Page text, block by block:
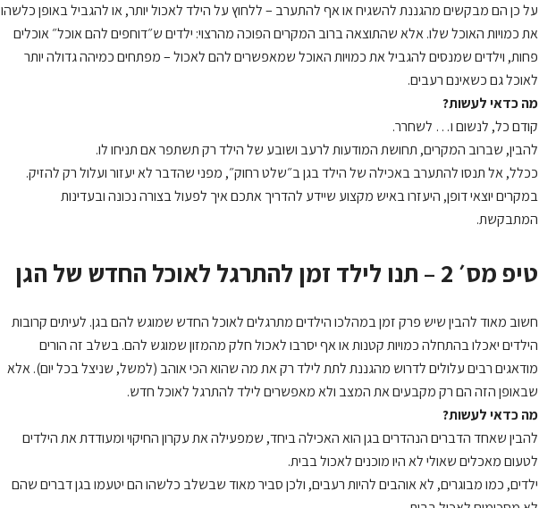
על כן הם מבקשים מהגננת להשגיח או אף להתערב – ללחוץ על הילד לאכול יותר, או להגביל באופן כלשהו
את כמויות האוכל שלו. אלא שהתוצאה ברוב המקרים הפוכה מהרצוי: ילדים ש״דוחפים להם אוכל״ אוכלים
פחות, וילדים שמנסים להגביל את כמויות האוכל שמאפשרים להם לאכול – מפתחים כמיהה גדולה יותר
לאוכל גם כשאינם רעבים.
מה כדאי לעשות?
קודם כל, לנשום ו… לשחרר.
להבין, שברוב המקרים, תחושת המודעות לרעב ושובע של הילד רק תשתפר אם תניחו לו.
ככלל, אל תנסו להתערב באכילה של הילד בגן ב״שלט רחוק״, מפני שהדבר לא יעזור ועלול רק להזיק.
במקרים יוצאי דופן, היעזרו באיש מקצוע שיידע להדריך אתכם איך לפעול בצורה נכונה ובעדינות
המתבקשת.
טיפ מס׳ 2 – תנו לילד זמן להתרגל לאוכל החדש של הגן
חשוב מאוד להבין שיש פרק זמן במהלכו הילדים מתרגלים לאוכל החדש שמוגש להם בגן. לעיתים קרובות
הילדים יאכלו בהתחלה כמויות קטנות או אף יסרבו לאכול חלק מהמזון שמוגש להם. בשלב זה הורים
מודאגים רבים עלולים לדרוש מהגננת לתת לילד רק את מה שהוא הכי אוהב (למשל, שניצל בכל יום). אלא
שבאופן הזה הם רק מקבעים את המצב ולא מאפשרים לילד להתרגל לאוכל חדש.
מה כדאי לעשות?
להבין שאחד הדברים הנהדרים בגן הוא האכילה ביחד, שמפעילה את עקרון החיקוי ומעודדת את הילדים
לטעום מאכלים שאולי לא היו מוכנים לאכול בבית.
ילדים, כמו מבוגרים, לא אוהבים להיות רעבים, ולכן סביר מאוד שבשלב כלשהו הם יטעמו בגן דברים שהם